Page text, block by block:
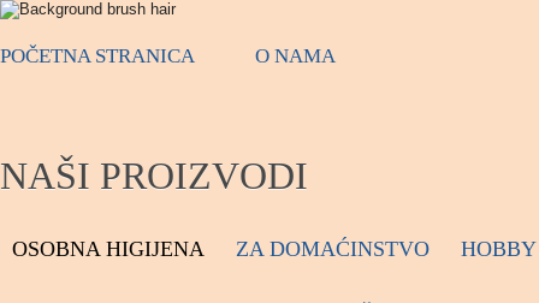
POČETNA STRANICA O NAMA
NAŠI PROIZVODI
OSOBNA HIGIJENA ZA DOMAĆINSTVO